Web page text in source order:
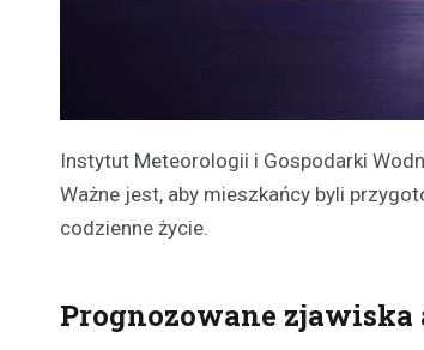
Instytut Meteorologii i Gospodarki
Ważne jest, aby mieszkańcy byli
codzienne życie.
Prognozowane zjawiska